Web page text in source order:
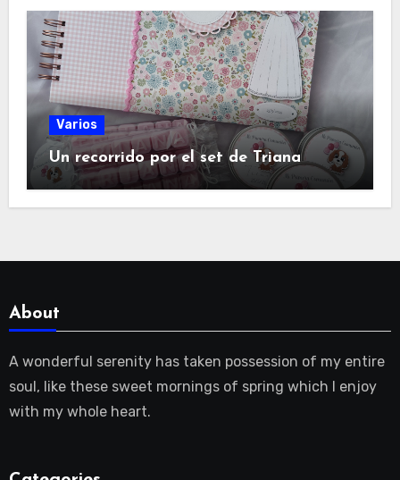
Varios
Un recorrido por el set de Triana
About
A wonderful serenity has taken possession of my entire
soul, like these sweet mornings of spring which I enjoy
with my whole heart.